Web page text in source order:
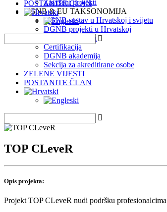
Završeni projekti
DGNB & EU TAKSONOMIJA
DGNB sustav u Hrvatskoj i svijetu
DGNB projekti u Hrvatskoj
EU Taksonomija
Certifikacija
DGNB akademija
Sekcija za akreditirane osobe
ZELENE VIJESTI
POSTANITE ČLAN
POSTANITE ČLAN
TOP CLeveR
Opis projekta:
Projekt TOP CLeveR nudi podršku